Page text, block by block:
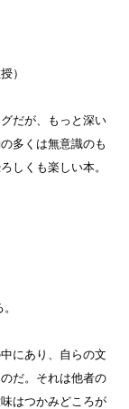
）
だが、もっと深い
多くは無意識のも
しくも楽しい本。
にあり、自らの文
だ。それは他者の
はつかみどころが